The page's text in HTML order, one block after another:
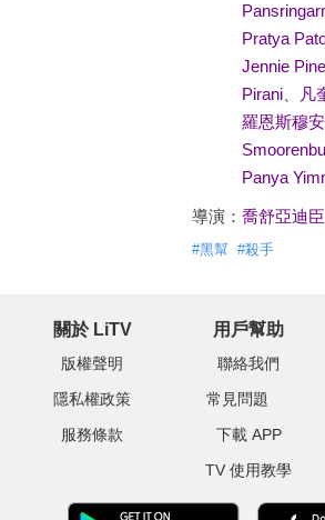
Pratya
Jennie
Pirani、 凡
羅恩斯穆
Panya
導演： 喬舒亞迪
#黑幫 #殺手
關於 LiTV
版權聲明
隱私權政策
服務條款
用戶幫助
聯絡我們
常見問題
下載 APP
TV 使用教學